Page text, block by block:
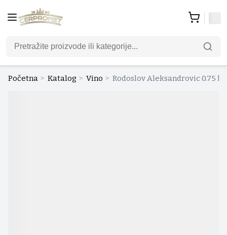
Početna > Katalog > Vino > Rodoslov Aleksandrovic 0.75 l